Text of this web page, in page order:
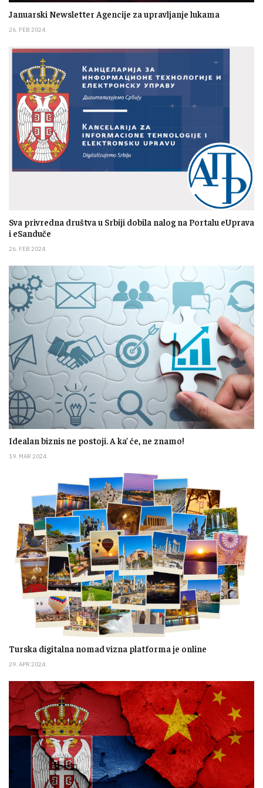
Januarski Newsletter Agencije za upravljanje lukama
26. FEB 2024.
Sva privredna društva u Srbiji dobila nalog na Portalu eUprava
i eSanduče
26. FEB 2024.
Idealan biznis ne postoji. A ka’ će, ne znamo!
19. MAR 2024.
Turska digitalna nomad vizna platforma je online
29. APR 2024.